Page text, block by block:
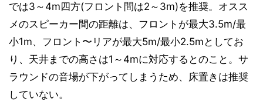
では3～4m四方(フロント間は2～3m)を推奨。オスス
メのスピーカー間の距離は、フロントが最大3.5m/最
小1m、フロント〜リアが最大5m/最小2.5mとしてお
り、天井までの高さは1～4mに対応するとのこと。サ
ラウンドの音場が下がってしまうため、床置きは推奨
していない。